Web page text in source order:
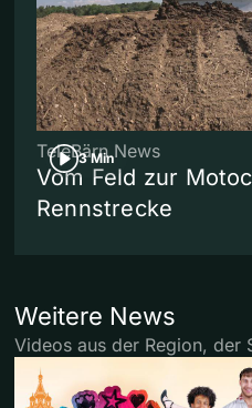
3 Min
TeleBärn News
Vom Feld zur
Rennstrecke
Weitere News
Videos aus der Region, der